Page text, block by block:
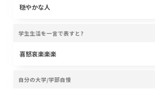
穏やかな人
学生生活を一言で表すと?
喜怒哀楽楽楽
自分の大学/学部自慢